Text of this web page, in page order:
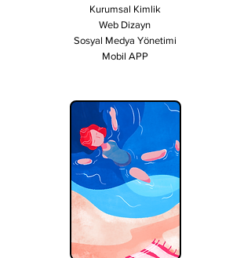
Kurumsal Kimlik
Web Dizayn
Sosyal Medya Yönetimi
Mobil APP